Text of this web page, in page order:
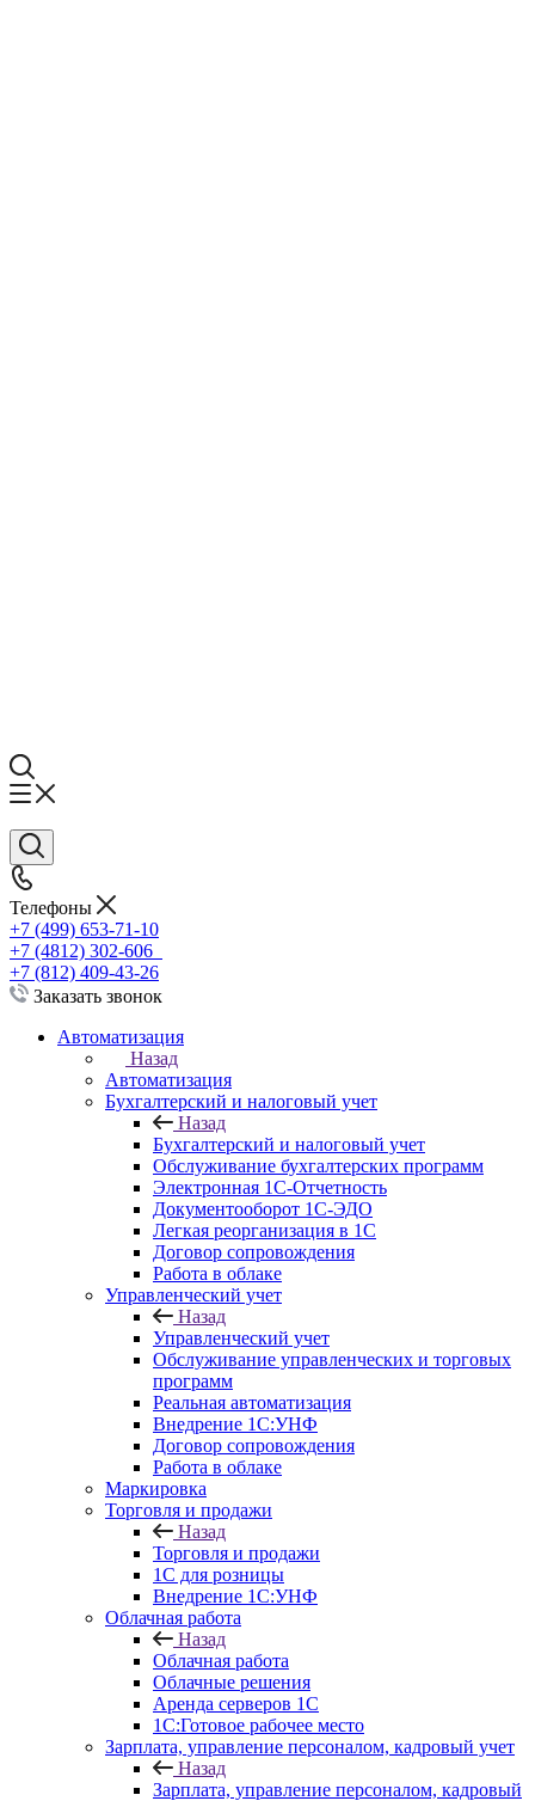
Телефоны
+7 (499) 653-71-10
+7 (4812) 302-606
+7 (812) 409-43-26
Заказать звонок
Автоматизация
Назад
Автоматизация
Бухгалтерский и налоговый учет
Назад
Бухгалтерский и налоговый учет
Обслуживание бухгалтерских программ
Электронная 1С-Отчетность
Документооборот 1С-ЭДО
Легкая реорганизация в 1С
Договор сопровождения
Работа в облаке
Управленческий учет
Назад
Управленческий учет
Обслуживание управленческих и торговых
программ
Реальная автоматизация
Внедрение 1С:УНФ
Договор сопровождения
Работа в облаке
Маркировка
Торговля и продажи
Назад
Торговля и продажи
1С для розницы
Внедрение 1С:УНФ
Облачная работа
Назад
Облачная работа
Облачные решения
Аренда серверов 1С
1C:Готовое рабочее место
Зарплата, управление персоналом, кадровый учет
Назад
Зарплата, управление персоналом, кадровый